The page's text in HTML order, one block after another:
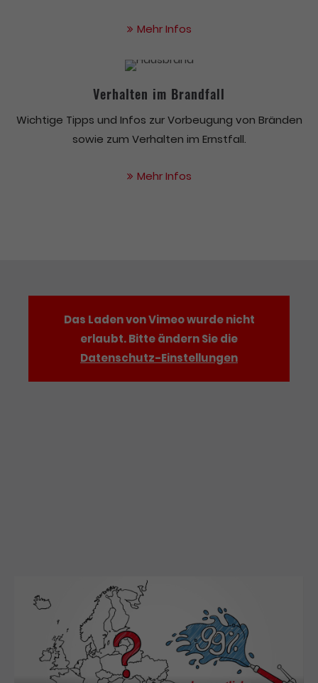
Mehr Infos
Verhalten im Brandfall
Wichtige Tipps und Infos zur Vorbeugung von Bränden
sowie zum Verhalten im Ernstfall.
Mehr Infos
Das Laden von Vimeo wurde nicht
erlaubt. Bitte ändern Sie die
Datenschutz-Einstellungen